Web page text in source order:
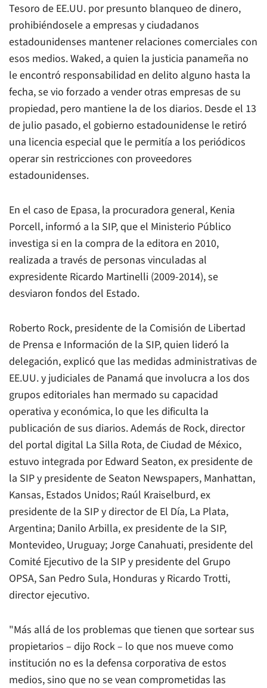
Tesoro de EE.UU. por presunto blanqueo de dinero,
prohibiéndosele a empresas y ciudadanos
estadounidenses mantener relaciones comerciales con
esos medios. Waked, a quien la justicia panameña no
le encontró responsabilidad en delito alguno hasta la
fecha, se vio forzado a vender otras empresas de su
propiedad, pero mantiene la de los diarios. Desde el 13
de julio pasado, el gobierno estadounidense le retiró
una licencia especial que le permitía a los periódicos
operar sin restricciones con proveedores
estadounidenses.
En el caso de Epasa, la procuradora general, Kenia
Porcell, informó a la SIP, que el Ministerio Público
investiga si en la compra de la editora en 2010,
realizada a través de personas vinculadas al
expresidente Ricardo Martinelli (2009-2014), se
desviaron fondos del Estado.
Roberto Rock, presidente de la Comisión de Libertad
de Prensa e Información de la SIP, quien lideró la
delegación, explicó que las medidas administrativas de
EE.UU. y judiciales de Panamá que involucra a los dos
grupos editoriales han mermado su capacidad
operativa y económica, lo que les dificulta la
publicación de sus diarios. Además de Rock, director
del portal digital La Silla Rota, de Ciudad de México,
estuvo integrada por Edward Seaton, ex presidente de
la SIP y presidente de Seaton Newspapers, Manhattan,
Kansas, Estados Unidos; Raúl Kraiselburd, ex
presidente de la SIP y director de El Día, La Plata,
Argentina; Danilo Arbilla, ex presidente de la SIP,
Montevideo, Uruguay; Jorge Canahuati, presidente del
Comité Ejecutivo de la SIP y presidente del Grupo
OPSA, San Pedro Sula, Honduras y Ricardo Trotti,
director ejecutivo.
"Más allá de los problemas que tienen que sortear sus
propietarios – dijo Rock – lo que nos mueve como
institución no es la defensa corporativa de estos
medios, sino que no se vean comprometidas las